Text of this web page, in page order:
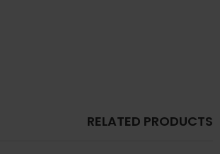
RELATED PRODUCTS